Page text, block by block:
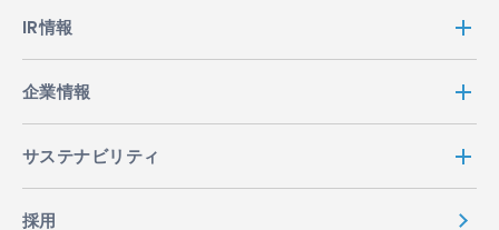
IR情報
企業情報
サステナビリティ
採用